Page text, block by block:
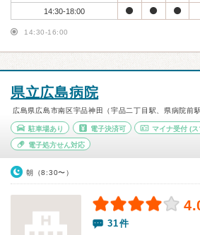
14:30-18:00
14:30-16:00
県立広島病院
広島県広島市南区宇品神田（宇品二丁目駅、県病院前
駐車場あり 電子決済可 マイナ受付 (ス
電子処方せん対応
朝（8:30〜）
31件